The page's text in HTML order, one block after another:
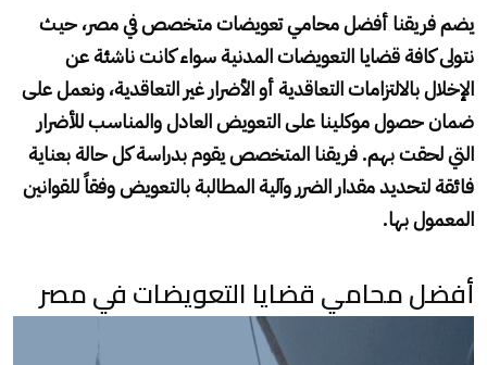
يضم فريقنا أفضل محامي تعويضات متخصص في مصر، حيث
نتولى كافة قضايا التعويضات المدنية سواء كانت ناشئة عن
الإخلال بالالتزامات التعاقدية أو الأضرار غير التعاقدية، ونعمل على
ضمان حصول موكلينا على التعويض العادل والمناسب للأضرار
التي لحقت بهم. فريقنا المتخصص يقوم بدراسة كل حالة بعناية
فائقة لتحديد مقدار الضرر وآلية المطالبة بالتعويض وفقاً للقوانين
المعمول بها.
أفضل محامي قضايا التعويضات في مصر